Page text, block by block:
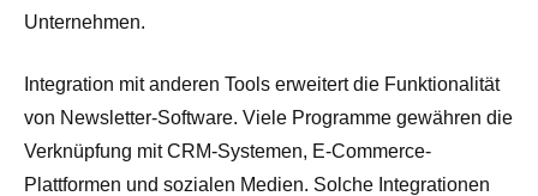
Unternehmen.
Integration mit anderen Tools erweitert die Funktionalität
von Newsletter-Software. Viele Programme gewähren die
Verknüpfung mit CRM-Systemen, E-Commerce-
Plattformen und sozialen Medien. Solche Integrationen